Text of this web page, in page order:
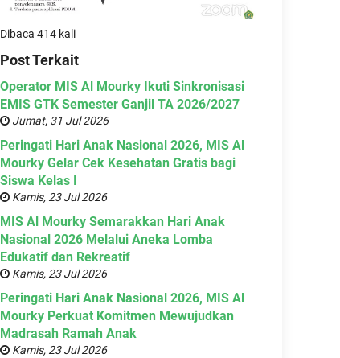
Dibaca 414 kali
Post Terkait
Operator MIS Al Mourky Ikuti Sinkronisasi
EMIS GTK Semester Ganjil TA 2026/2027
Jumat, 31 Jul 2026
Peringati Hari Anak Nasional 2026, MIS Al
Mourky Gelar Cek Kesehatan Gratis bagi
Siswa Kelas I
Kamis, 23 Jul 2026
MIS Al Mourky Semarakkan Hari Anak
Nasional 2026 Melalui Aneka Lomba
Edukatif dan Rekreatif
Kamis, 23 Jul 2026
Peringati Hari Anak Nasional 2026, MIS Al
Mourky Perkuat Komitmen Mewujudkan
Madrasah Ramah Anak
Kamis, 23 Jul 2026